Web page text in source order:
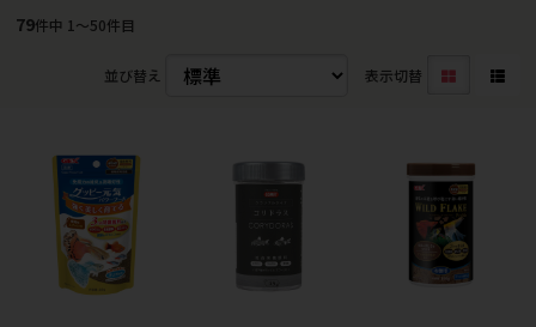
79件中 1〜50件目
並び替え 表示切替